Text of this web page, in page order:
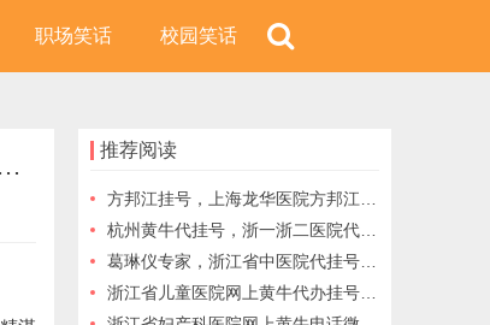
职场笑话 校园笑话
叶盛医生：浙江省儿童医院儿内科专家擅长常见疾病如手足口病疱疹性咽峡炎（皮疹、发热、口腔疱疹）、肺炎（咳嗽、气急）、支气管炎等
推荐阅读
方邦江挂号，上海龙华医院方邦江擅长甲状腺功能亢进、甲状腺功能减退、甲状腺结节、桥本氏甲状腺炎等常见及疑难甲状腺疾病
杭州黄牛代挂号，浙一浙二医院代挂号,邵逸夫医院预约挂号，诚信代挂号服务
葛琳仪专家，浙江省中医院代挂号，葛琳仪预约挂号，浙江省中医院挂号
浙江省儿童医院网上黄牛代办挂号跑腿